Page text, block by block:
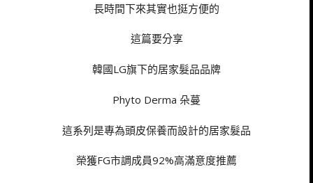
長時間下來其實也挺方便的
這篇要分享
韓國LG旗下的居家髮品品牌
Phyto Derma 朵蔓
這系列是專為頭皮保養而設計的居家髮品
榮獲FG市調成員92%高滿意度推薦